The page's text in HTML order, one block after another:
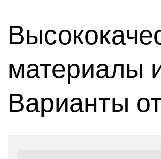
материалы
Варианты